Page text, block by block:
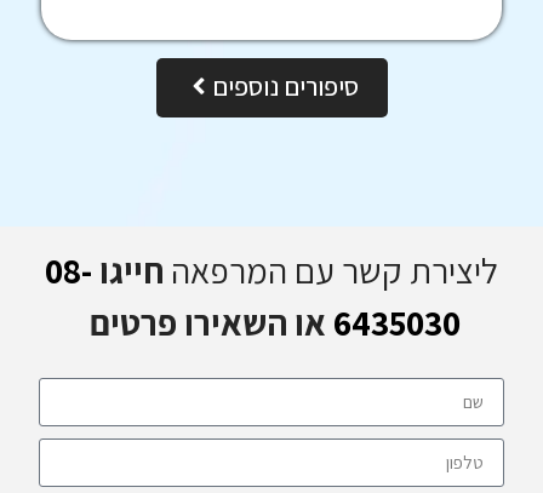
סיפורים נוספים
ליצירת קשר עם המרפאה חייגו 08-
6435030 או השאירו פרטים